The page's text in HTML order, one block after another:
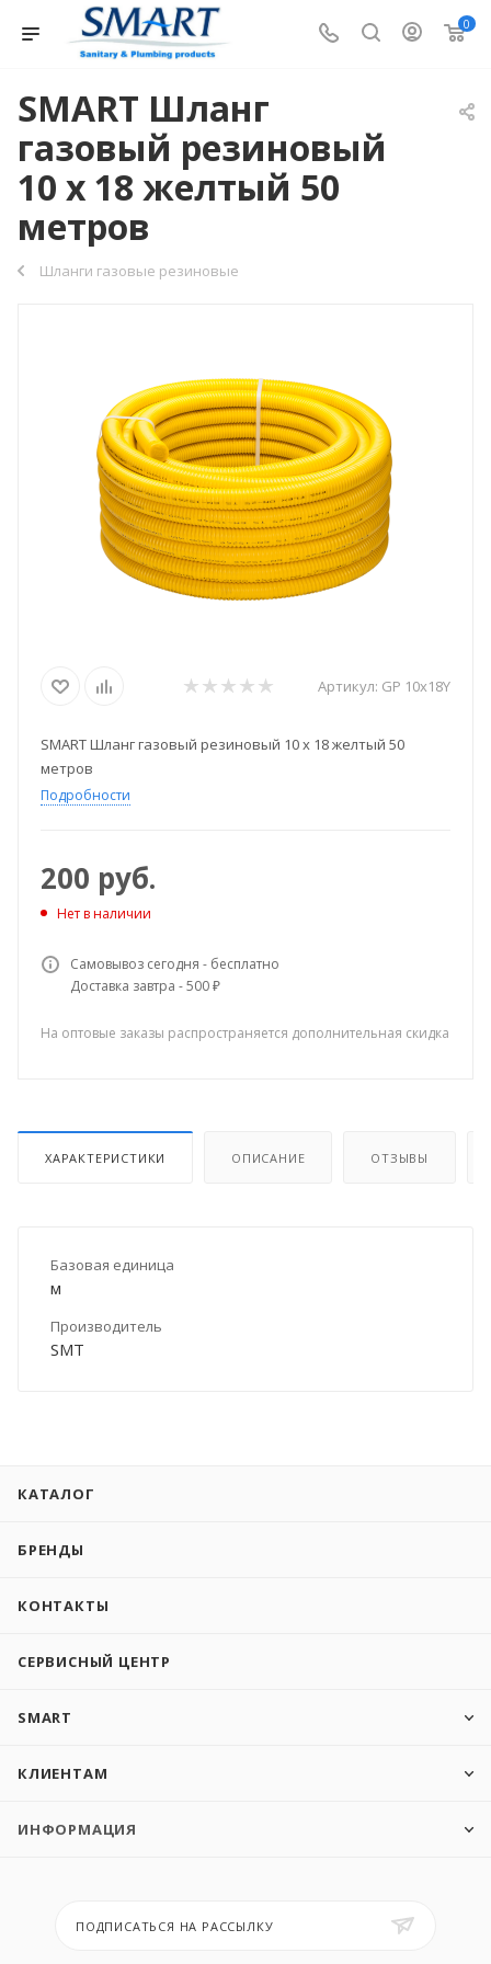
0
SMART Шланг
газовый резиновый
10 х 18 желтый 50
метров
Шланги газовые резиновые
Артикул: GP 10х18Y
SMART Шланг газовый резиновый 10 х 18 желтый 50
метров
Подробности
200 руб.
Нет в наличии
Самовывоз сегодня - бесплатно
Доставка завтра - 500 ₽
На оптовые заказы распространяется дополнительная скидка
ХАРАКТЕРИСТИКИ ОПИСАНИЕ ОТЗЫВЫ
Базовая единица
м
Производитель
SMT
КАТАЛОГ
БРЕНДЫ
КОНТАКТЫ
СЕРВИСНЫЙ ЦЕНТР
SMART
КЛИЕНТАМ
ИНФОРМАЦИЯ
ПОДПИСАТЬСЯ НА РАССЫЛКУ